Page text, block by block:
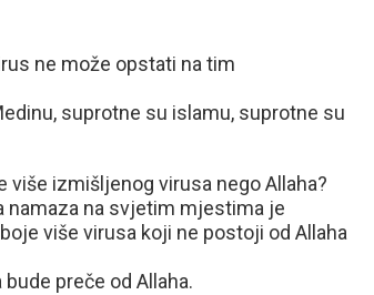
ne može opstati na tim
suprotne su islamu, suprotne su
izmišljenog virusa nego Allaha?
namaza na svjetim mjestima je
više virusa koji ne postoji od Allaha
preče od Allaha.